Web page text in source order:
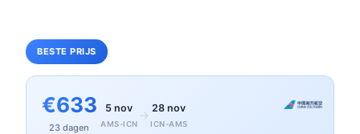
BESTE PRIJS
€633
23 dagen
5 nov
AMS-ICN
→ 28 nov
ICN-AMS